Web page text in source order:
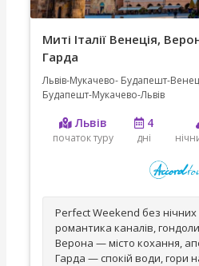
Миті Італії Венеція,
Гарда
Львів-Мукачево- Будапешт-
Будапешт-Мукачево-Львів
Львів
початок туру
4
дні
Perfect Weekend без
романтика каналів,
Верона — місто кохання,
Гарда — спокій води, гори